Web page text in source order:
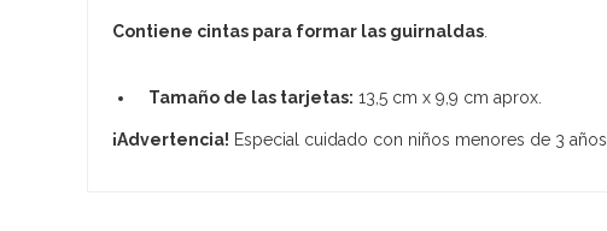
Contiene cintas para formar las guirnaldas
Tamaño de las tarjetas: 13,5 cm x 9,9 cm aprox.
¡Advertencia! Especial cuidado con niños menores de 3 años.